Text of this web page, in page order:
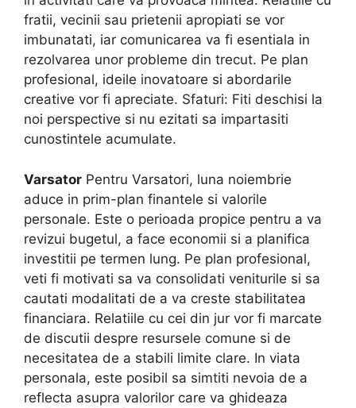
fratii, vecinii sau prietenii apropiati se vor
imbunatati, iar comunicarea va fi esentiala in
rezolvarea unor probleme din trecut. Pe plan
profesional, ideile inovatoare si abordarile
creative vor fi apreciate. Sfaturi: Fiti deschisi la
noi perspective si nu ezitati sa impartasiti
cunostintele acumulate.
Varsator Pentru Varsatori, luna noiembrie
aduce in prim-plan finantele si valorile
personale. Este o perioada propice pentru a va
revizui bugetul, a face economii si a planifica
investitii pe termen lung. Pe plan profesional,
veti fi motivati sa va consolidati veniturile si sa
cautati modalitati de a va creste stabilitatea
financiara. Relatiile cu cei din jur vor fi marcate
de discutii despre resursele comune si de
necesitatea de a stabili limite clare. In viata
personala, este posibil sa simtiti nevoia de a
reflecta asupra valorilor care va ghideaza